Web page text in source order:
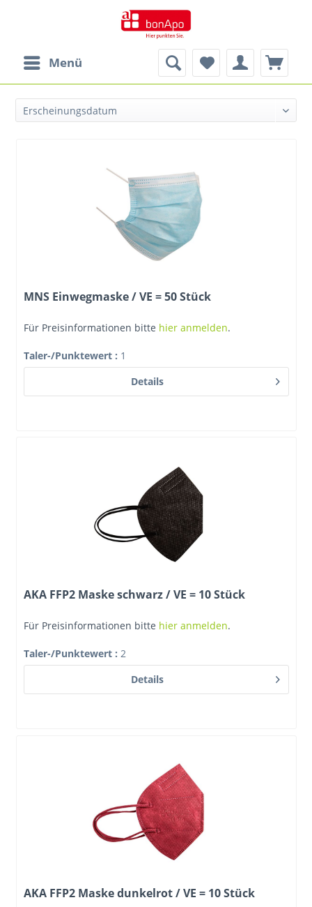
Menü
MNS Einwegmaske / VE = 50 Stück
Für Preisinformationen bitte hier anmelden.
Taler-/Punktewert: 1
Details
AKA FFP2 Maske schwarz / VE = 10 Stück
Für Preisinformationen bitte hier anmelden.
Taler-/Punktewert: 2
Details
AKA FFP2 Maske dunkelrot / VE = 10 Stück